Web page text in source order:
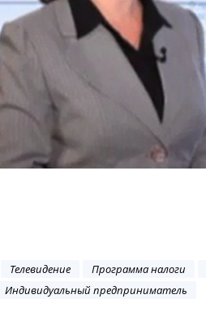
Телевидение Программа налоги
Индивидуальный предприниматель